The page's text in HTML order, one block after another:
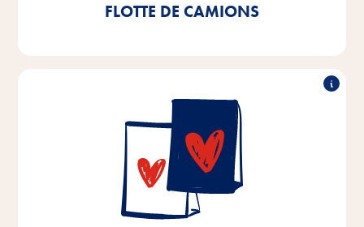
FLOTTE DE CAMIONS
90% recyclables
Dans nos sites de production de Brême et de Basse-
Saxe, nous utilisons déjà des emballages recyclables
à plus de 90%. D'ici 2025, nous visons 100%
d'emballages recyclables pour les produits fabriqués
à Brême et en Basse-Saxe, ainsi qu'une réduction de